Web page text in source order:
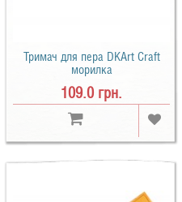
Тримач для пера DKArt Craft
морилка
109.0 грн.